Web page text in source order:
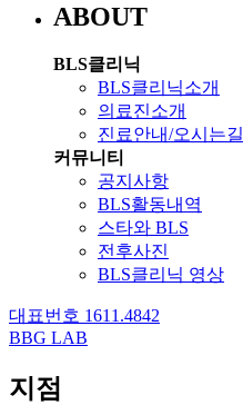
ABOUT
BLS클리닉
BLS클리닉소개
의료진소개
진료안내/오시는길
커뮤니티
공지사항
BLS활동내역
스타와 BLS
전후사진
BLS클리닉 영상
대표번호 1611.4842
BBG LAB
지점